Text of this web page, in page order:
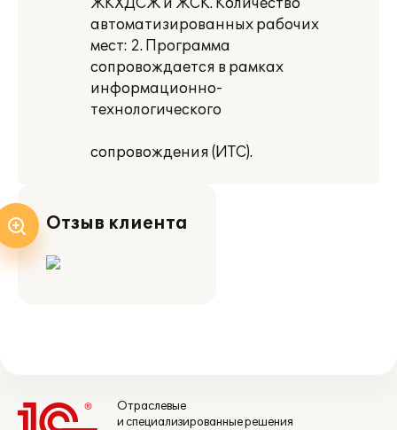
ЖКХДСЖ и ЖСК. Количество
автоматизированных рабочих
мест: 2. Программа
сопровождается в рамках
информационно-
технологического
сопровождения (ИТС).
Отзыв клиента
Отраслевые
и специализированные решения